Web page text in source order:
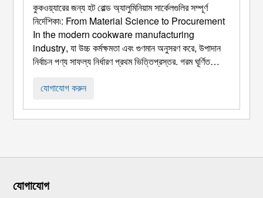
কুকওয়্যারের জন্য হট রোল্ড অ্যালুমিনিয়াম সার্কেলগুলির সম্পূর্ণ
নির্দেশিকা৷: From Material Science to Procurement
In the modern cookware manufacturing
industry, যা উচ্চ কর্মক্ষমতা এবং গুণমান অনুসরণ করে, উপাদান
নির্বাচন পণ্য সাফল্য নির্ধারণ প্রথম ভিত্তিপ্রস্তর. গরম ঘূর্ণিত
পরিবেশন করা, রাইস কুকারের ভেতরের পাত্র, এবং বিভিন্ন ধরনের
যোগাযোগ করুন
যোগাযোগ